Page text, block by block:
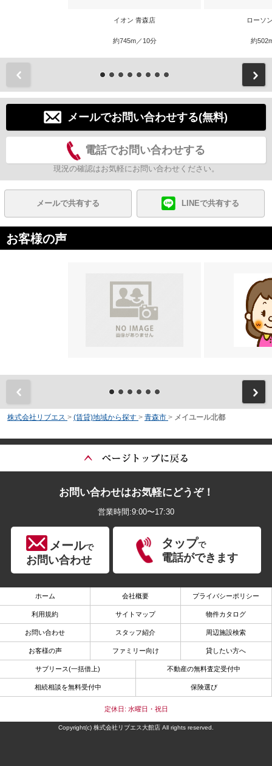
イオン 青森店
約745m／10分
ローソ
約
メールでお問い合わせする(無料)
電話でお問い合わせする
現況の確認はお気軽にお問い合わせください。
メールで共有する LINEで共有する
お客様の声
株式会社リブエス > (賃貸)地域から探す > 青森市 > メイユール北都
お問い合わせはお気軽にどうぞ！
営業時間:9:00〜17:30
メールで
お問い合わせ
タップで
電話ができます
ホーム 会社概要 プライバシーポリシー
利用規約 サイトマップ 物件カタログ
お問い合わせ スタッフ紹介 周辺施設検索
お客様の声 ファミリー向け 貸したい方へ
サブリース(一括借上) 不動産の無料査定受付中
相続相談を無料受付中 保険選び
定休日: 水曜日・祝日
Copyright(c) 株式会社リブエス大館店 All rights reserved.